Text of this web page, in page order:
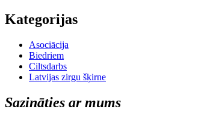
Kategorijas
Asociācija
Biedriem
Ciltsdarbs
Latvijas zirgu šķirne
Sazināties ar mums